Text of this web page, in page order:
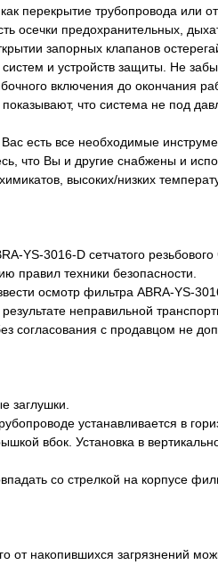
перекрытие трубопровода или
осечки предохранительных,
запорных клапанов
и устройств защиты. Не
включения до окончания
что система не под
есть все необходимые
что Вы и другие снабжены и
высоких/низких
YS-3016-D сетчатого
правил техники безопасности.
осмотр фильтра ABRA-YS-
неправильной
согласования с продавцом не
заглушки.
устанавливается в
вбок. Установка в
со стрелкой на корпусе
от накопившихся загрязнений